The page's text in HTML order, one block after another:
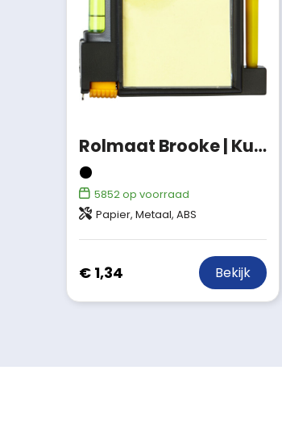
Rolmaat Brooke | Kunststof | 5-in-1 | 2 meter
5852op voorraad
Papier, Metaal, ABS
€ 1,34 Bekijk